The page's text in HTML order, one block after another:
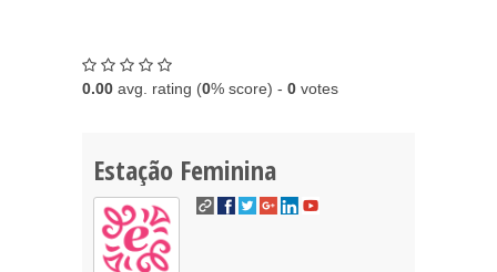
0.00 avg. rating (0% score) - 0 votes
Estação Feminina